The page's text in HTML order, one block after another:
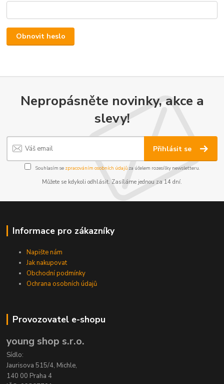
Obnovit heslo
Nepropásněte novinky, akce a
slevy!
Přihlásit se
Souhlasím se zpracováním osobních údajůza účelem rozesílky newsletteru.
Můžete se kdykoli odhlásit. Zasíláme jednou za 14 dní.
Informace pro zákazníky
Napište nám
Jak nakupovat
Obchodní podmínky
Ochrana osobních údajů
Provozovatel e-shopu
young shop s.r.o.
Sídlo:
Jaurisova 515/4, Michle,
140 00 Praha 4